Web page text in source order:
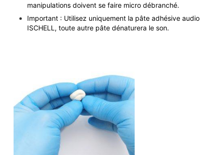
manipulations doivent se faire micro débranché.
Important : Utilisez uniquement la pâte adhésive audio
ISCHELL, toute autre pâte dénaturera le son.